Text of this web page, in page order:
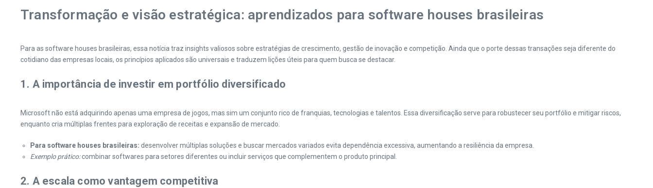
Transformação e visão estratégica: aprendizados para software houses brasileiras
Para as software houses brasileiras, essa notícia traz insights valiosos sobre estratégias de crescimento, gestão de inovação e competição. Ainda que o porte dessas transações seja diferente do
cotidiano das empresas locais, os princípios aplicados são universais e traduzem lições úteis para quem busca se destacar.
1. A importância de investir em portfólio diversificado
Microsoft não está adquirindo apenas uma empresa de jogos, mas sim um conjunto rico de franquias, tecnologias e talentos. Essa diversificação serve para robustecer seu portfólio e mitigar riscos,
enquanto cria múltiplas frentes para exploração de receitas e expansão de mercado.
Para software houses brasileiras: desenvolver múltiplas soluções e buscar mercados variados evita dependência excessiva, aumentando a resiliência da empresa.
Exemplo prático:combinar softwares para setores diferentes ou incluir serviços que complementem o produto principal.
2. A escala como vantagem competitiva